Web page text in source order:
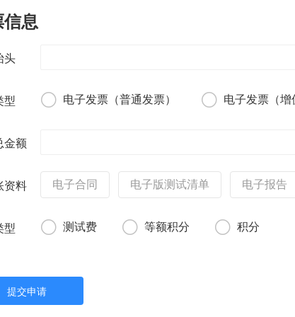
息
头
型 电子发票（普通发票） 电子发票（增
金额
资料 电子合同 电子版测试清单 电子报告
型 测试费 等额积分 积分
提交申请